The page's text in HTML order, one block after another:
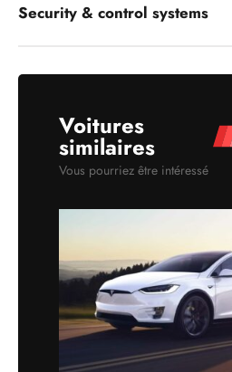
Security & control systems
Voitures
similaires
Vous pourriez être intéressé